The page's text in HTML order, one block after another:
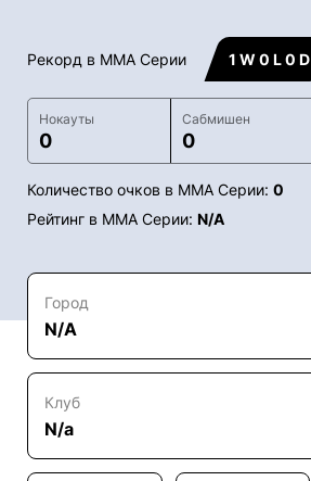
Рекорд в ММА Серии 1 W 0 L 0 D
Нокауты
0
Сабмишен
0
Количество очков в ММА Серии: 0
Рейтинг в ММА Серии: N/A
Город
N/A
Клуб
N/a